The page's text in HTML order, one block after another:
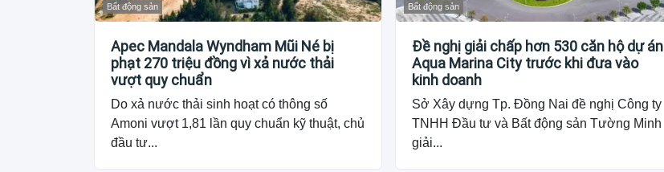
Bất động sản
Apec Mandala Wyndham Mũi Né bị
phạt 270 triệu đồng vì xả nước thải
vượt quy chuẩn
Do xả nước thải sinh hoạt có thông số
Amoni vượt 1,81 lần quy chuẩn kỹ thuật, chủ
đầu tư...
Bất động sản
Đề nghị giải chấp hơn 530 căn hộ dự án
Aqua Marina City trước khi đưa vào
kinh doanh
Sở Xây dựng Tp. Đồng Nai đề nghị Công ty
TNHH Đầu tư và Bất động sản Tường Minh
giải...